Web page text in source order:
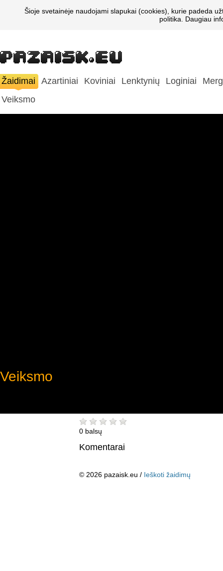
Šioje svetainėje naudojami slapukai (cookies), kurie padeda
politika. Daugiau
Žaidimai Azartiniai Koviniai Lenktynių Loginiai
Veiksmo
Veiksmo
0 balsų
Komentarai
© 2026 pazaisk.eu / Ieškoti žaidimų